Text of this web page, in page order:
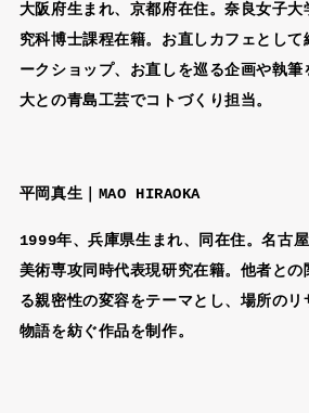
大阪府生まれ、京都府在住。奈良女子
究科博士課程在籍。お直しカフェとし
ークショップ、お直しを巡る企画や執
大との青島工芸でコトづくり担当。
平岡真生｜MAO HIRAOKA
1999年、兵庫県生まれ、同在住。名古
美術専攻同時代表現研究在籍。他者と
る親密性の変容をテーマとし、場所の
物語を紡ぐ作品を制作。